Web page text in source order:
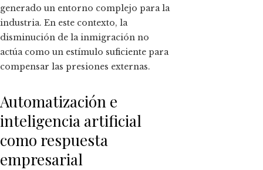
generado un entorno complejo para la
industria. En este contexto, la
disminución de la inmigración no
actúa como un estímulo suficiente para
compensar las presiones externas.
Automatización e
inteligencia artificial
como respuesta
empresarial